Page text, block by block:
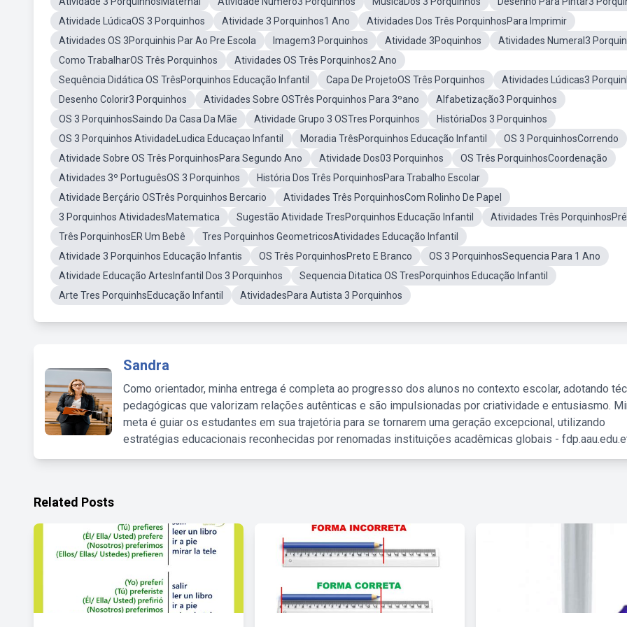
Atividade LúdicaOS 3 Porquinhos
Atividade 3 Porquinhos1 Ano
Atividades Dos Três PorquinhosPara Imprimir
Atividades OS 3Porquinhis Par Ao Pre Escola
Imagem3 Porquinhos Atividade 3Poquinhos
Atividades Numeral3
Como TrabalharOS Três Porquinhos
Atividades OS Três Porquinhos2 Ano
Sequência Didática OS TrêsPorquinhos Educação Infantil
Capa De ProjetoOS Três Porquinhos
Atividades Lúdicas3
Desenho Colorir3 Porquinhos
Atividades Sobre OSTrês Porquinhos Para 3ºano
Alfabetização3 Porquinhos
OS 3 PorquinhosSaindo Da Casa Da Mãe
Atividade Grupo 3 OSTres Porquinhos
HistóriaDos 3 Porquinhos
OS 3 Porquinhos AtividadeLudica Educaçao Infantil
Moradia TrêsPorquinhos Educação Infantil
OS 3 PorquinhosCorrendo
Atividade Sobre OS Três PorquinhosPara Segundo Ano
Atividade Dos03 Porquinhos
OS Três PorquinhosCoordenação
Atividades 3º PortuguêsOS 3 Porquinhos
História Dos Três PorquinhosPara Trabalho Escolar
Atividade Berçário OSTrês Porquinhos Bercario
Atividades Três PorquinhosCom Rolinho De Papel
3 Porquinhos AtividadesMatematica
Sugestão Atividade TresPorquinhos Educação Infantil
Atividades Três
Três PorquinhosER Um Bebê
Tres Porquinhos GeometricosAtividades Educação Infantil
Atividade 3 Porquinhos Educação Infantis
OS Três PorquinhosPreto E Branco
OS 3 PorquinhosSequencia Para 1 Ano
Atividade Educação ArtesInfantil Dos 3 Porquinhos
Sequencia Ditatica OS TresPorquinhos Educação Infantil
Arte Tres PorquinhsEducação Infantil
AtividadesPara Autista 3 Porquinhos
Sandra
Como orientador, minha entrega é completa ao progresso dos alunos no contexto escolar, adotando
pedagógicas que valorizam relações autênticas e são impulsionadas por criatividade e entusiasmo.
meta é guiar os estudantes em sua trajetória para se tornarem uma geração excepcional, utilizando
estratégias educacionais reconhecidas por renomadas instituições acadêmicas globais -
Related Posts